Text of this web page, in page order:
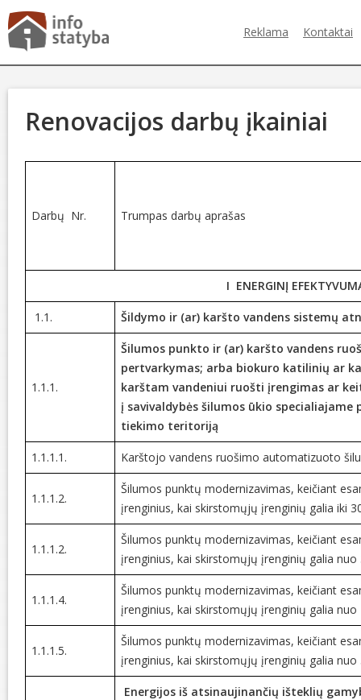
Reklama Kontaktai
Renovacijos darbų įkainiai
Darbų Nr. Trumpas darbų aprašas
I ENERGINĮ
1.1. Šildymo ir (ar) karšto vandens sistemų
1.1.1.
Šilumos punkto ir (ar) karšto vandens
pertvarkymas; arba biokuro katilinių ar
karštam vandeniui ruošti įrengimas ar
į savivaldybės šilumos ūkio
tiekimo teritoriją
1.1.1.1. Karštojo vandens ruošimo automatizuoto
1.1.1.2.
Šilumos punktų modernizavimas, keičiant
įrenginius, kai skirstomųjų įrenginių galia iki
1.1.1.2.
Šilumos punktų modernizavimas, keičiant
įrenginius, kai skirstomųjų įrenginių galia nuo
1.1.1.4.
Šilumos punktų modernizavimas, keičiant
įrenginius, kai skirstomųjų įrenginių galia nuo
1.1.1.5.
Šilumos punktų modernizavimas, keičiant
įrenginius, kai skirstomųjų įrenginių galia nuo
Energijos iš atsinaujinančių išteklių